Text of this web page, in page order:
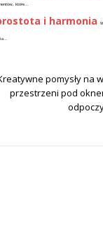
które...
i harmonia
pomysły na
przestrzeni pod